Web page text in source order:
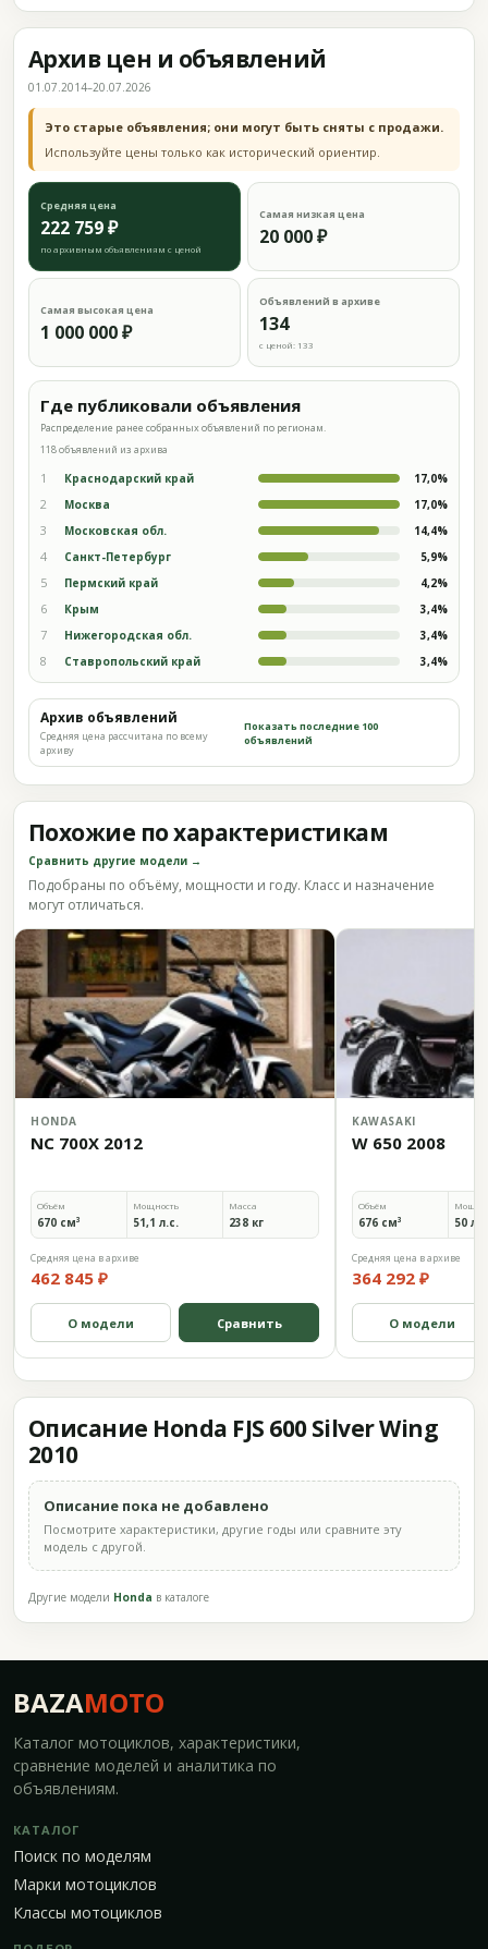
Архив цен и объявлений
01.07.2014–20.07.2026
Это старые объявления; они могут быть сняты с продажи.
Используйте цены только как исторический ориентир.
Средняя цена
222 759 ₽
по архивным объявлениям с ценой
Самая низкая цена
20 000 ₽
Самая высокая цена
1 000 000 ₽
Объявлений в архиве
134
с ценой: 133
Где публиковали объявления
Распределение ранее собранных объявлений по регионам.
118 объявлений из архива
1 Краснодарский край 17,0%
2 Москва 17,0%
3 Московская обл. 14,4%
4 Санкт-Петербург 5,9%
5 Пермский край 4,2%
6 Крым 3,4%
7 Нижегородская обл. 3,4%
8 Ставропольский край 3,4%
Архив объявлений
Средняя цена рассчитана по всему
архиву
Показать последние 100
объявлений
Похожие по характеристикам
Сравнить другие модели →
Подобраны по объёму, мощности и году. Класс и назначение
могут отличаться.
HONDA
NC 700X 2012
Объём
670 см³
Мощность
51,1 л.с.
Масса
238 кг
Средняя цена в архиве
462 845 ₽
О модели Сравнить
KAWASAKI
W 650 2008
Объём
676 см³ 50
Средняя цена в архиве
364 292 ₽
О модели
Описание Honda FJS 600 Silver Wing
2010
Описание пока не добавлено
Посмотрите характеристики, другие годы или сравните эту
модель с другой.
Другие модели Honda в каталоге
BAZAMOTO
Каталог мотоциклов, характеристики,
сравнение моделей и аналитика по
объявлениям.
КАТАЛОГ
Поиск по моделям
Марки мотоциклов
Классы мотоциклов